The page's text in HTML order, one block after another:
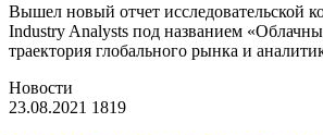
Вышел новый отчет исследовательской
Industry Analysts под названием
траектория глобального рынка и
Новости
23.08.2021 1819